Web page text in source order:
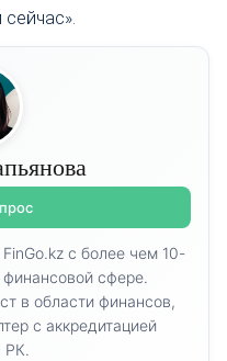
сейчас».
с более чем 10-
сфере.
в области финансов,
с аккредитацией
РК.